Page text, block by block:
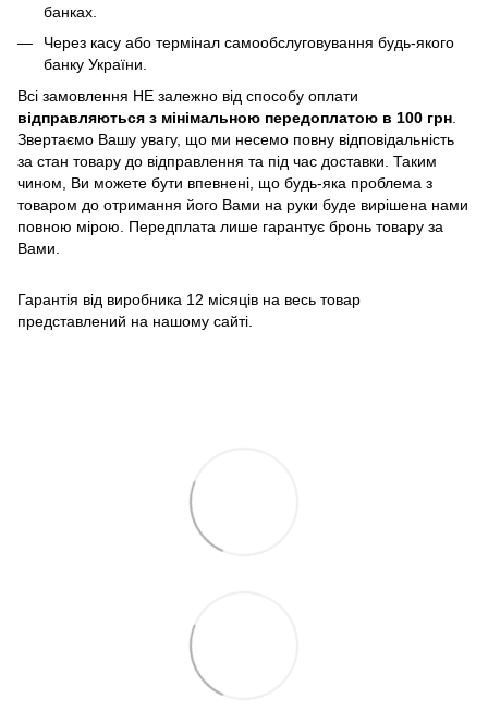
банках.
Через касу або термінал самообслуговування будь-якого
банку України.
Всі замовлення НЕ залежно від способу оплати
відправляються з мінімальною передоплатою в 100 грн
Звертаємо Вашу увагу, що ми несемо повну відповідальність
за стан товару до відправлення та під час доставки. Таким
чином, Ви можете бути впевнені, що будь-яка проблема з
товаром до отримання його Вами на руки буде вирішена нами
повною мірою. Передплата лише гарантує бронь товару за
Вами.
Гарантія від виробника 12 місяців на весь товар
представлений на нашому сайті.